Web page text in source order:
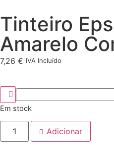
Tinteiro
Amarelo
7,26 € IVA Incluído
Em stock
Adicionar